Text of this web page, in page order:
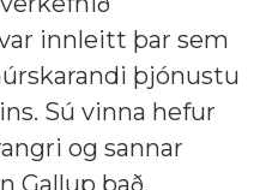
innleitt þar sem
þjónustu
Sú vinna hefur
og sannar